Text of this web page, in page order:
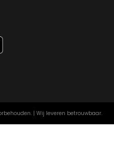
| Wij leveren betrouwbaar.